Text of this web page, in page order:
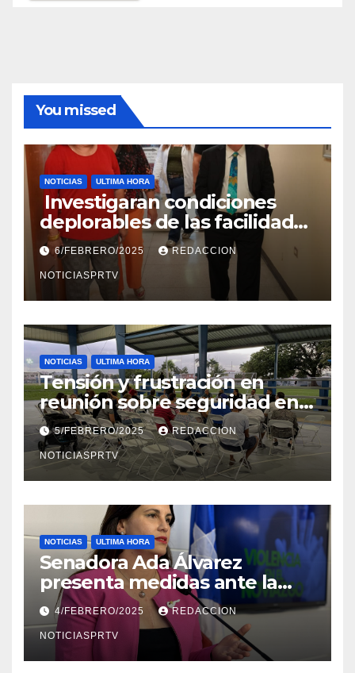
You missed
NOTICIAS ULTIMA HORA
Investigaran condiciones
deplorables de las facilidades
el Departamento de la Salud
en Mayagüez
6/FEBRERO/2025 REDACCION
NOTICIASPRTV
NOTICIAS ULTIMA HORA
Tensión y frustración en
reunión sobre seguridad en
Reparto Metropolitano
5/FEBRERO/2025 REDACCION
NOTICIASPRTV
NOTICIAS ULTIMA HORA
Senadora Ada Álvarez
presenta medidas ante la
violencia en el noviazgo
4/FEBRERO/2025 REDACCION
NOTICIASPRTV